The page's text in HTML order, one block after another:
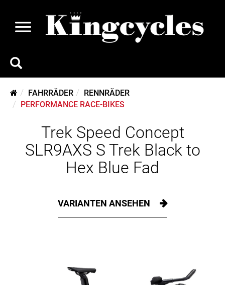
FAHRRÄDER
RENNRÄDER
PERFORMANCE RACE-BIKES
Trek Speed Concept
SLR9AXS S Trek Black to
Hex Blue Fad
VARIANTEN ANSEHEN